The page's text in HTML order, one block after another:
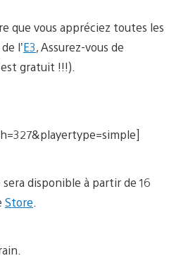
que vous appréciez toutes les
l’E3, Assurez-vous de
gratuit !!!).
disponible à partir de 16
Store